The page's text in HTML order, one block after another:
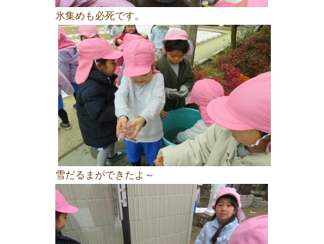
氷集めも必死です。
雪だるまができたよ～